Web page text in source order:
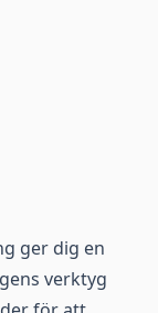
ger dig en
verktyg